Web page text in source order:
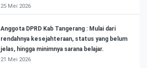
25 Mei 2026
Anggota DPRD Kab Tangerang : Mulai dari
rendahnya kesejahteraan, status yang belum
jelas, hingga minimnya sarana belajar.
21 Mei 2026